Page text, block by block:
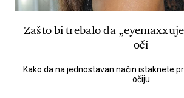
Zašto bi trebalo da
oči
Kako da na jednostavan način istaknete
očiju